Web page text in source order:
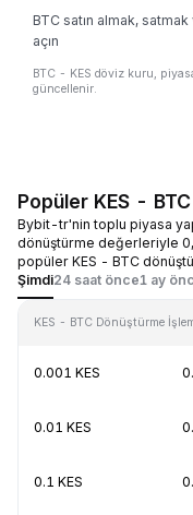
BTC satın almak,
açın
BTC - KES döviz kuru,
güncellenir.
Popüler KES -
Bybit-tr'nin toplu piyasa
dönüştürme değerleriyle
popüler KES - BTC
Şimdi24 saat önce1 ay
KES - BTC Dönüştürme
0.001 KES
0.01 KES
0.1 KES